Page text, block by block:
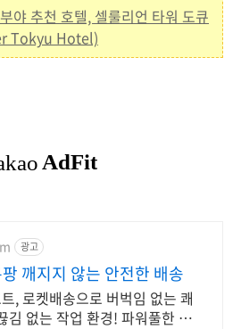
야 추천 호텔, 셀룰리언 타워 도큐
Tokyu Hotel)
광고
깨지지 않는 안전한 배송
, 로켓배송으로 버벅임 없는 쾌
김 없는 작업 환경! 파워풀한 노